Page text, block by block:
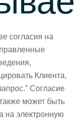
согласия на
Клиента,
Согласие
может быть
на электронную